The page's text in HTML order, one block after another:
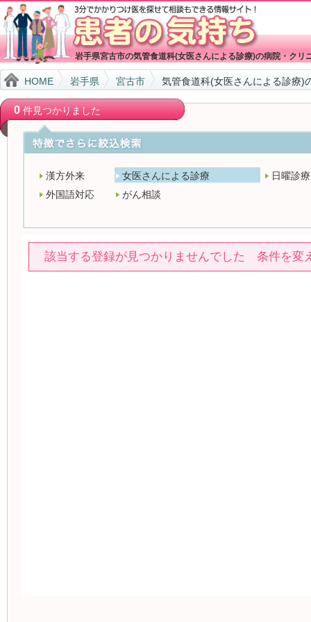
岩手県宮古市の気管食道科(女医さんによる診療)の病院・クリ
HOME 岩手県 宮古市 気管食道科(女医さんによる診療)
0件見つかりました
漢方外来 女医さんによる診療
日曜診療
外国語対応
がん相談
該当する登録が見つかりませんでした 条件を